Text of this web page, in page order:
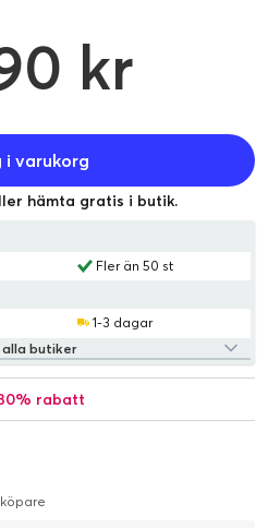
kr
i varukorg
hämta gratis i butik.
Fler än 50 st
1-3 dagar
alla butiker
rabatt